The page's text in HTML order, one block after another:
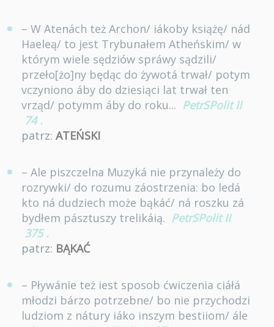
– W Atenách też Archon/ iákoby książę/ nád
Haeleą/ to jest Trybunałem Atheńskim/ w
którym wiele sędziów spráwy sądzili/
przeło[żo]ny będąc do żywotá trwał/ potym
vczyniono áby do dziesiąci lat trwał ten
vrząd/ potymm áby do roku... PetrSPolit II
74 .
patrz: ATEŃSKI
– Ale piszczelna Muzyká nie przynależy do
rozrywki/ do rozumu záostrzenia: bo ledá
kto ná dudziech może bąkáć/ ná roszku zá
bydłem pásztuszy trelikáią. PetrSPolit II
375 .
patrz: BĄKAĆ
– Pływánie też iest sposob ćwiczenia ciáłá
młodzi bárzo potrzebne/ bo nie przychodzi
ludziom z nátury iáko inszym bestiiom/ ále